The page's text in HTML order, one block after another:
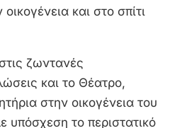
και στο σπίτι
ζωντανές
και το Θέατρο,
στην οικογένεια του
υπόσχεση το περιστατικό